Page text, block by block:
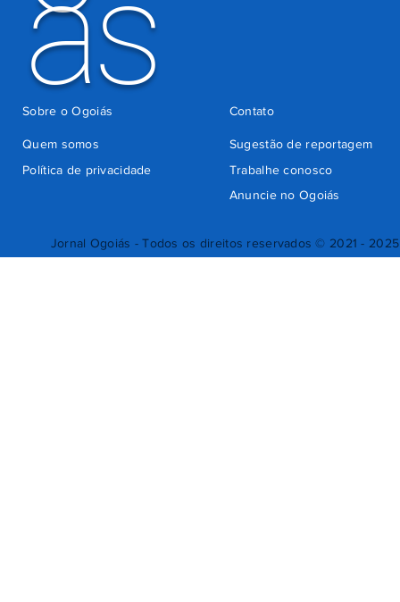
Jornal Ogoiás - Todos os direitos reservados © 2021 - 2025
ás
Quem somos
Sugestão de reportagem
Trabalhe conosco
Política de privacidade
Anuncie no Ogoiás
Contato
Sobre o Ogoiás